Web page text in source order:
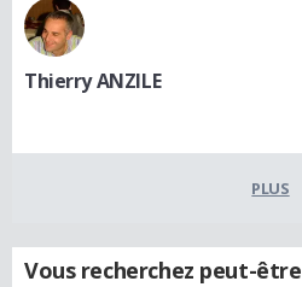
Thierry ANZILE
PLUS
Vous recherchez peut-être